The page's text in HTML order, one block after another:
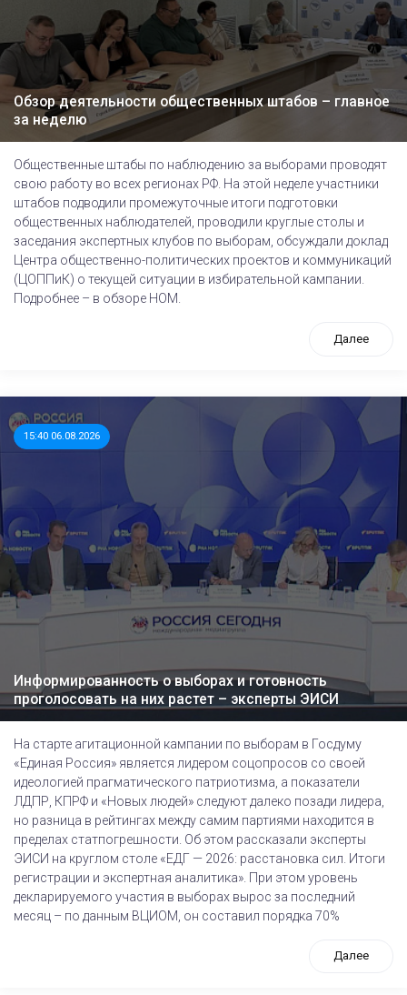
Обзор деятельности общественных штабов – главное
за неделю
Общественные штабы по наблюдению за выборами проводят
свою работу во всех регионах РФ. На этой неделе участники
штабов подводили промежуточные итоги подготовки
общественных наблюдателей, проводили круглые столы и
заседания экспертных клубов по выборам, обсуждали доклад
Центра общественно-политических проектов и коммуникаций
(ЦОППиК) о текущей ситуации в избирательной кампании.
Подробнее – в обзоре НОМ.
Далее
15:40 06.08.2026
Информированность о выборах и готовность
проголосовать на них растет – эксперты ЭИСИ
На старте агитационной кампании по выборам в Госдуму
«Единая Россия» является лидером соцопросов со своей
идеологией прагматического патриотизма, а показатели
ЛДПР, КПРФ и «Новых людей» следуют далеко позади лидера,
но разница в рейтингах между самим партиями находится в
пределах статпогрешности. Об этом рассказали эксперты
ЭИСИ на круглом столе «ЕДГ — 2026: расстановка сил. Итоги
регистрации и экспертная аналитика». При этом уровень
декларируемого участия в выборах вырос за последний
месяц – по данным ВЦИОМ, он составил порядка 70%
Далее